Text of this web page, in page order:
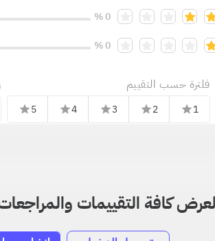
0 %
0 %
فلترة حسب التقييم
1
star
2
star
3
star
4
star
5
star
لعرض كافة التقييمات